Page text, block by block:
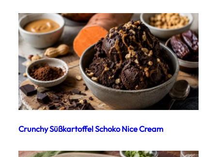
Crunchy Süßkartoffel Schoko Nice Cream